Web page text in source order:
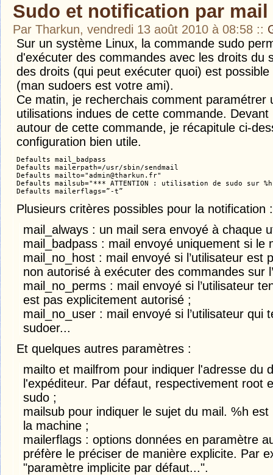
Sudo et notification par mail
Par Tharkun, vendredi 13 août 2010 à 08:58 ::
Sur un système Linux, la commande sudo
d'exécuter des commandes avec les droits du
des droits (qui peut exécuter quoi) est
(man sudoers est votre ami).
Ce matin, je recherchais comment paramétrer
utilisations indues de cette commande.
autour de cette commande, je récapitule ci-
configuration bien utile.
Defaults mail_badpass
Defaults mailerpath=/usr/sbin/sendmail
Defaults mailto="admin@tharkun.fr"
Defaults mailsub="*** ATTENTION : utilisation de sudo sur
Plusieurs critères possibles pour la notification :
mail_always : un mail sera envoyé à chaque
mail_badpass : mail envoyé uniquement si le
mail_no_host : mail envoyé si l’utilisateur est
non autorisé à exécuter des commandes sur
mail_no_perms : mail envoyé si l’utilisateur
est pas explicitement autorisé ;
mail_no_user : mail envoyé si l’utilisateur qui
sudoer...
Et quelques autres paramètres :
mailto et mailfrom pour indiquer l'adresse du
l'expéditeur. Par défaut, respectivement root
sudo ;
mailsub pour indiquer le sujet du mail. %h
la machine ;
mailerflags : options données en paramètre
préfère le préciser de manière explicite. Par
"paramètre implicite par défaut...".